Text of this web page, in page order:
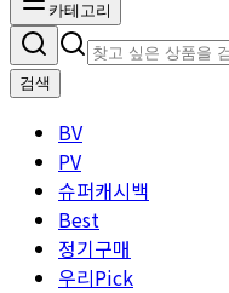
카테고리
검색
BV
PV
슈퍼캐시백
Best
정기구매
우리Pick